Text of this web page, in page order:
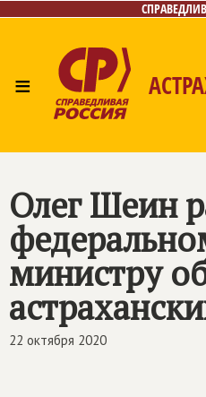
≡
Олег Шеин
министру
22 октября 2020